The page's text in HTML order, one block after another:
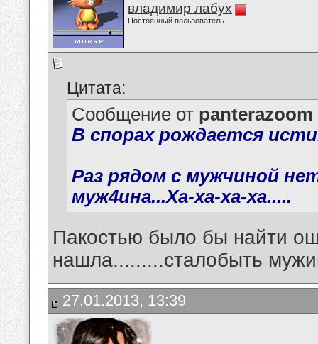
владимир лабух
Постоянный пользователь
Цитата:
Сообщение от panterazoom
В спорах рождается
Раз рядом с мужчиной
муж4ина...Ха-ха-ха-ха.....
Пакостью было бы найти
нашла.........сталобыть
27.01.2013, 13:39